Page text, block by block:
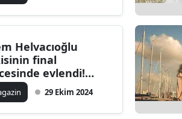
Çanakkale
Denizli
Diyarbakır
Helvacıoğlu
final
evlendi!
çok29 Ekim 2024